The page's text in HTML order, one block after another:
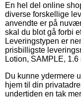
En hel del online
diverse forskellige
anvendte er på
skal du blot gå forbi
Leveringstypen er
prisbilligste
Lotion, SAMPLE, 1.6
Du kunne ydermere
hjem til din
undertiden en tak